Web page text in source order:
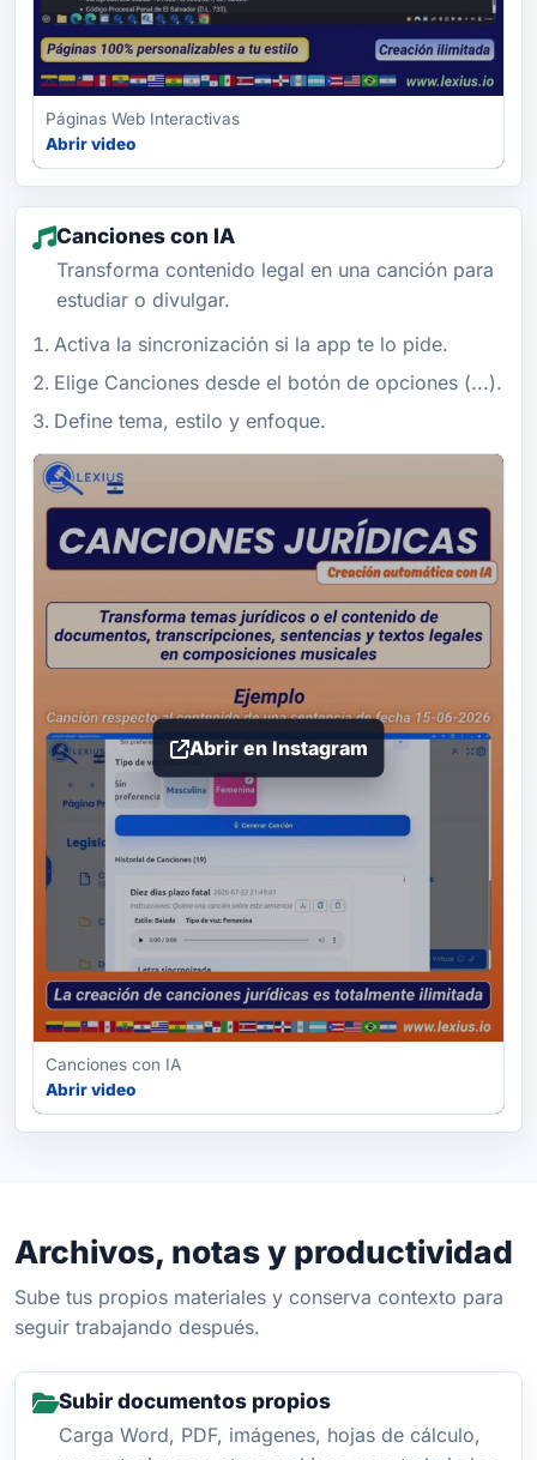
Páginas Web Interactivas
Abrir video
Canciones con IA
Transforma contenido legal en una canción para
estudiar o divulgar.
Activa la sincronización si la app te lo pide.
Elige Canciones desde el botón de opciones (...).
Define tema, estilo y enfoque.
Abrir en Instagram
Canciones con IA
Abrir video
Archivos, notas y productividad
Sube tus propios materiales y conserva contexto para
seguir trabajando después.
Subir documentos propios
Carga Word, PDF, imágenes, hojas de cálculo,